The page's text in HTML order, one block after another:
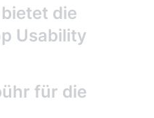
die
Usability
für die